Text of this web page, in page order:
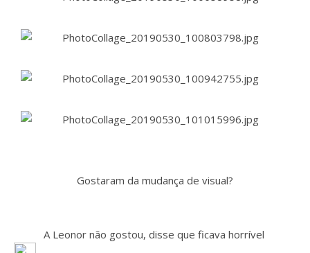
Gostaram da mudança de visual?
A Leonor não gostou, disse que ficava horrível